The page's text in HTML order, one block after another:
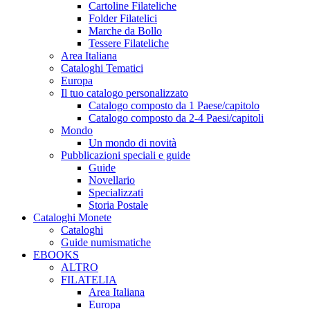
Cartoline Filateliche
Folder Filatelici
Marche da Bollo
Tessere Filateliche
Area Italiana
Cataloghi Tematici
Europa
Il tuo catalogo personalizzato
Catalogo composto da 1 Paese/capitolo
Catalogo composto da 2-4 Paesi/capitoli
Mondo
Un mondo di novità
Pubblicazioni speciali e guide
Guide
Novellario
Specializzati
Storia Postale
Cataloghi Monete
Cataloghi
Guide numismatiche
EBOOKS
ALTRO
FILATELIA
Area Italiana
Europa